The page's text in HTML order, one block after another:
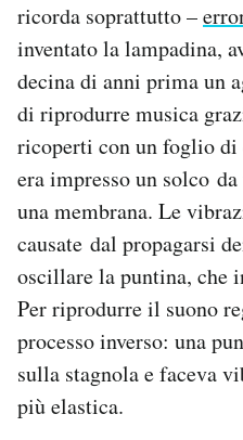
ricorda soprattutto –
inventato la lampadina,
decina di anni prima un
di riprodurre musica
ricoperti con un foglio di
era impresso un solco
una membrana. Le
causate dal propagarsi
oscillare la puntina, che
Per riprodurre il suono
processo inverso: una
sulla stagnola e faceva
più elastica.